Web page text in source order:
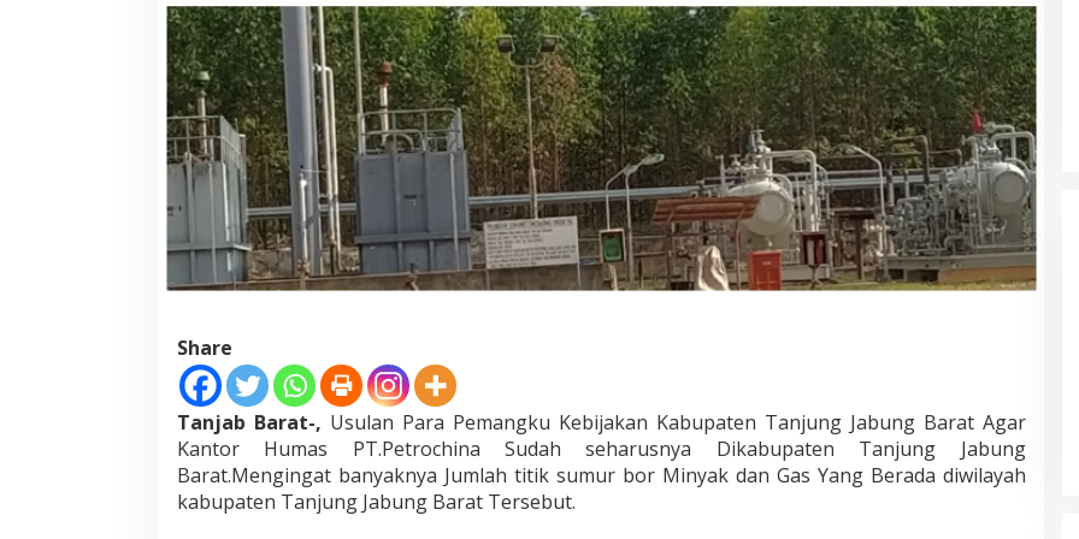
D
e
s
a
k
P
e
m
b
a
n
i
l
P
t
r
o
C
Share
Tanjab Barat-, Usulan Para Pemangku Kebijakan Kabupaten Tanjung Jabung Barat Agar
Kantor Humas PT.Petrochina Sudah seharusnya Dikabupaten Tanjung Jabung
Barat.Mengingat banyaknya Jumlah titik sumur bor Minyak dan Gas Yang Berada diwilayah
kabupaten Tanjung Jabung Barat Tersebut.
– Maidani
Di Politik, Titik Bungo | 9 Oktober 2024